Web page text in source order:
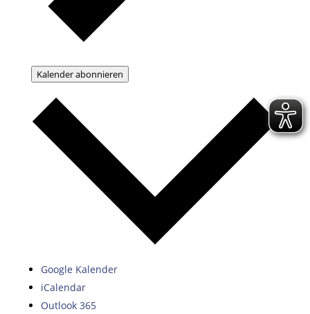
Kalender abonnieren
Google Kalender
iCalendar
Outlook 365